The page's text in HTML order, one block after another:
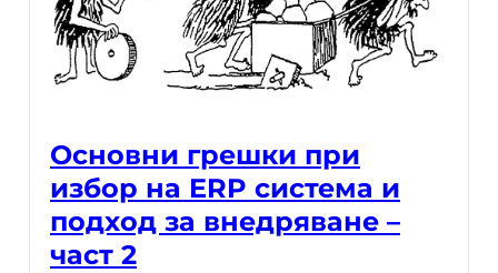
Основни грешки при
избор на ERP система и
подход за внедряване –
част 2